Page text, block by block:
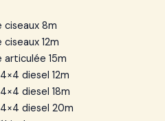
ciseaux 8m
12m
articulée 15m
diesel 12m
diesel 18m
diesel 20m